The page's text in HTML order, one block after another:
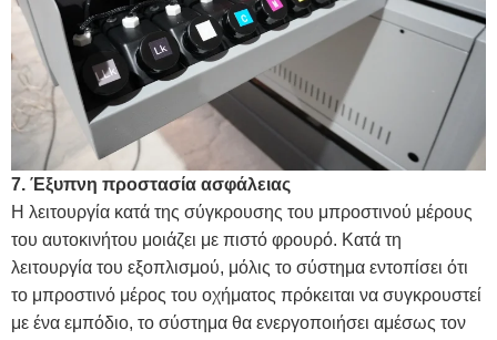
7. Έξυπνη προστασία ασφάλειας
Η λειτουργία κατά της σύγκρουσης του μπροστινού μέρους
του αυτοκινήτου μοιάζει με πιστό φρουρό. Κατά τη
λειτουργία του εξοπλισμού, μόλις το σύστημα εντοπίσει ότι
το μπροστινό μέρος του οχήματος πρόκειται να συγκρουστεί
με ένα εμπόδιο, το σύστημα θα ενεργοποιήσει αμέσως τον